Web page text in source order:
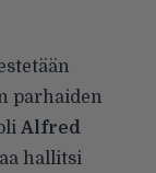
parhaiden
Alfred
hallitsi